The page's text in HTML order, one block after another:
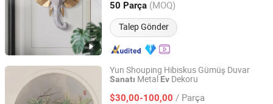
50 Parça (MOQ)
Talep Gönder
Guangdong, China Fiyat 2008
Yun Shouping Hibiskus Gümüş Duvar
Sanatı Metal Ev Dekoru
$30,00-100,00 / Parça
Zhejiang Royal Palace Workshop Culture & Development
Co.,Ltd.